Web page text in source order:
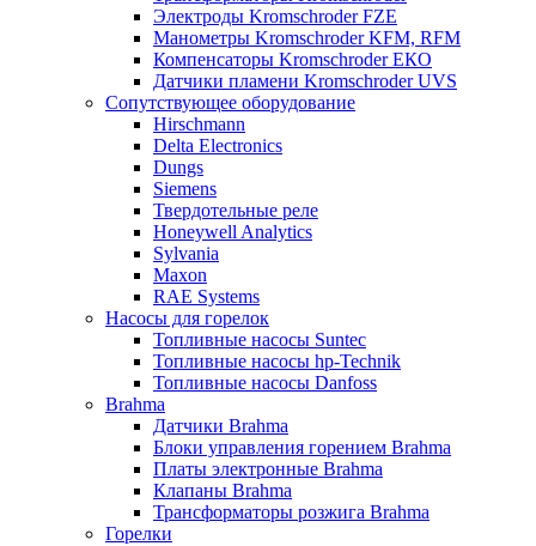
Электроды Kromschroder FZE
Манометры Kromschroder KFM, RFM
Компенсаторы Kromschroder ЕКО
Датчики пламени Kromschroder UVS
Сопутствующее оборудование
Hirschmann
Delta Electronics
Dungs
Siemens
Твердотельные реле
Honeywell Analytics
Sylvania
Maxon
RAE Systems
Насосы для горелок
Топливные насосы Suntec
Топливные насосы hp-Technik
Топливные насосы Danfoss
Brahma
Датчики Brahma
Блоки управления горением Brahma
Платы электронные Brahma
Клапаны Brahma
Трансформаторы розжига Brahma
Горелки